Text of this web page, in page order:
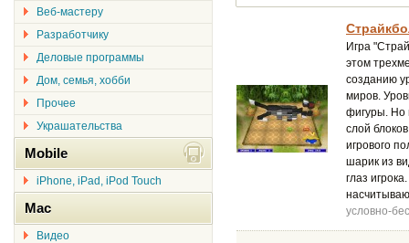
Игра
этом
созданию
миров.
фигуры. Но
слой
игрового
шарик из
глаз
условно-
Веб-мастеру
Разработчику
Деловые программы
Дом, семья, хобби
Прочее
Украшательства
Mobile
iPhone, iPad, iPod Touch
Mac
Видео